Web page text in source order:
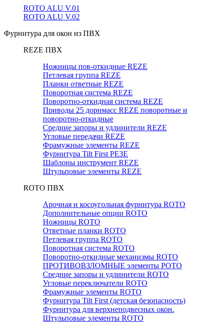
ROTO ALU V.01
ROTO ALU V.02
Фурнитура для окон из ПВХ
REZE ПВХ
Ножницы пов-откидные REZE
Петлевая группа REZE
Планки ответные REZE
Поворотная система REZE
Поворотно-откидная система REZE
Приводы 25 дорнмасс REZE поворотные и
поворотно-откидные
Средние запоры и удлинители REZE
Угловые передачи REZE
Фрамужные элементы REZE
Фурнитура Tilt First РЕЗЕ
Шаблоны инструмент REZE
Штульповые элементы REZE
RОTO ПВХ
Арочная и косоугольная фурнитура ROTO
Дополнительные опции ROTO
Ножницы ROTO
Ответные планки ROTO
Петлевая группа ROTO
Поворотная система ROTO
Поворотно-откидные механизмы ROTO
ПРОТИВОВЗЛОМНЫЕ элементы РОТО
Средние запоры и удлинители ROTO
Угловые переключатели ROTO
Фрамужные элементы ROTO
Фурнитура Tilt First (детская безопасность)
Фурнитура для верхнеподвесных окон.
Штульповые элементы ROTO